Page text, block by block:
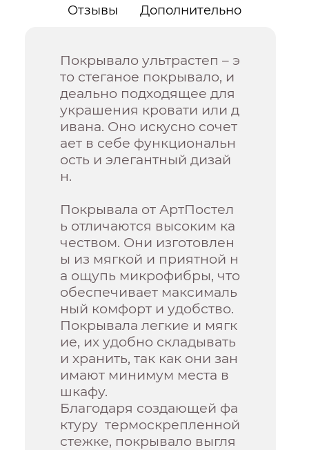
Отзывы Дополнительно
Покрывало ультрастеп – э
то стеганое покрывало, и
деально подходящее для
украшения кровати или д
ивана. Оно искусно сочет
ает в себе функциональн
ость и элегантный дизай
н.
Покрывала от АртПостел
ь отличаются высоким ка
чеством. Они изготовлен
ы из мягкой и приятной н
а ощупь микрофибры, что
обеспечивает максималь
ный комфорт и удобство.
Покрывала легкие и мягк
ие, их удобно складывать
и хранить, так как они зан
имают минимум места в
шкафу.
Благодаря создающей фа
ктуру термоскрепленной
стежке, покрывало выгля